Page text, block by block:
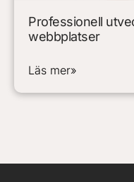
Professionell
webbplatser
Läs mer»